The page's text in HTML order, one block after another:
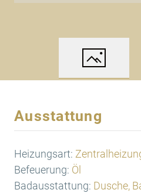
Ausstattung
Heizungsart:
Befeuerung: Öl
Badausstattung: Dusche,